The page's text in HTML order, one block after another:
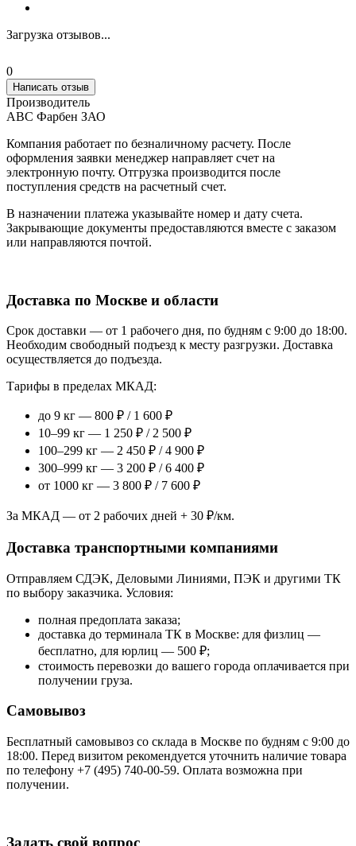
Загрузка отзывов...
0
Написать отзыв
Производитель
АВС Фарбен ЗАО
Компания работает по безналичному расчету. После
оформления заявки менеджер направляет счет на
электронную почту. Отгрузка производится после
поступления средств на расчетный счет.
В назначении платежа указывайте номер и дату счета.
Закрывающие документы предоставляются вместе с заказом
или направляются почтой.
Доставка по Москве и области
Срок доставки — от 1 рабочего дня, по будням с 9:00 до 18:00.
Необходим свободный подъезд к месту разгрузки. Доставка
осуществляется до подъезда.
Тарифы в пределах МКАД:
до 9 кг — 800 ₽ / 1 600 ₽
10–99 кг — 1 250 ₽ / 2 500 ₽
100–299 кг — 2 450 ₽ / 4 900 ₽
300–999 кг — 3 200 ₽ / 6 400 ₽
от 1000 кг — 3 800 ₽ / 7 600 ₽
За МКАД — от 2 рабочих дней + 30 ₽/км.
Доставка транспортными компаниями
Отправляем СДЭК, Деловыми Линиями, ПЭК и другими ТК
по выбору заказчика. Условия:
полная предоплата заказа;
доставка до терминала ТК в Москве: для физлиц —
бесплатно, для юрлиц — 500 ₽;
стоимость перевозки до вашего города оплачивается при
получении груза.
Самовывоз
Бесплатный самовывоз со склада в Москве по будням с 9:00 до
18:00. Перед визитом рекомендуется уточнить наличие товара
по телефону +7 (495) 740-00-59. Оплата возможна при
получении.
Задать свой вопрос